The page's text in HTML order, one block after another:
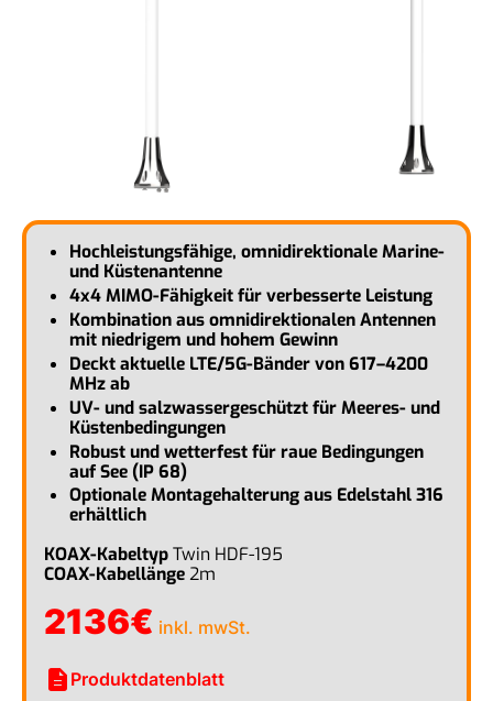
Hochleistungsfähige, omnidirektionale Marine-
und Küstenantenne
4x4 MIMO-Fähigkeit für verbesserte Leistung
Kombination aus omnidirektionalen Antennen
mit niedrigem und hohem Gewinn
Deckt aktuelle LTE/5G-Bänder von 617–4200
MHz ab
UV- und salzwassergeschützt für Meeres- und
Küstenbedingungen
Robust und wetterfest für raue Bedingungen
auf See (IP 68)
Optionale Montagehalterung aus Edelstahl 316
erhältlich
KOAX-KabeltypTwin HDF-195
COAX-Kabellänge2m
2136€ inkl. mwSt.
description Produktdatenblatt